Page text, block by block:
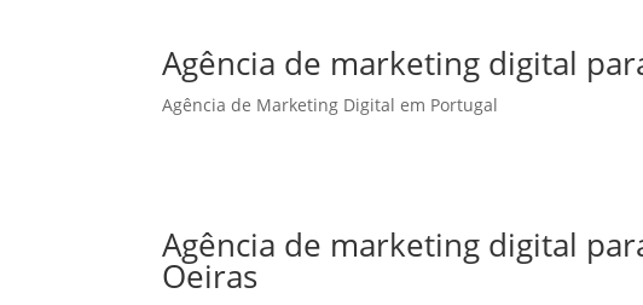
Agência de marketing digital
Agência de Marketing Digital em Portugal
Agência de marketing digital
Oeiras